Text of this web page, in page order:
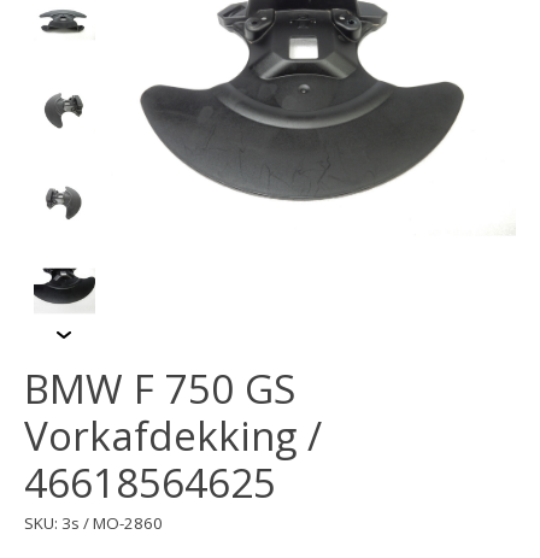
BMW F 750 GS
Vorkafdekking /
46618564625
SKU: 3s / MO-2860